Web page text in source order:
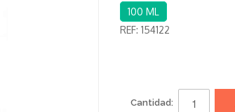
100 ML
REF: 154122
Cantidad: